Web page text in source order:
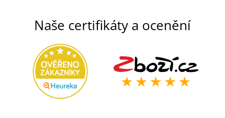
Naše certifikáty a ocenění